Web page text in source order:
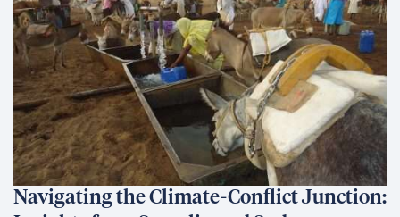
Navigating the Climate-Conflict Junction: